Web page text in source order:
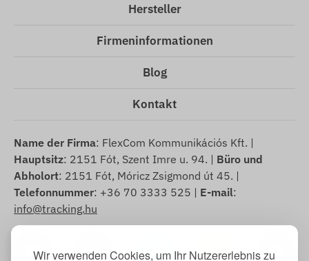
Wir verwenden Cookies, um Ihr Nutzererlebnis zu
Hersteller
Firmeninformationen
Blog
Kontakt
Name der Firma: FlexCom Kommunikációs Kft. |
Hauptsitz: 2151 Fót, Szent Imre u. 94. | Büro und
Abholort: 2151 Fót, Móricz Zsigmond út 45. |
Telefonnummer: +36 70 3333 525 | E-mail:
info@tracking.hu